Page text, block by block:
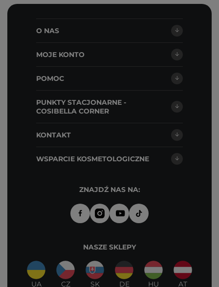
O NAS
MOJE KONTO
POMOC
PUNKTY STACJONARNE -
COSIBELLA CORNER
KONTAKT
WSPARCIE KOSMETOLOGICZNE
ZNAJDŹ NAS NA:
NASZE SKLEPY
UA CZ SK DE HU AT